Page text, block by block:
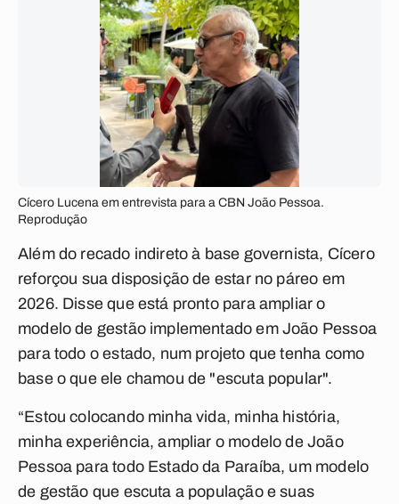
Cícero Lucena em entrevista para a CBN João Pessoa.
Reprodução
Além do recado indireto à base governista, Cícero
reforçou sua disposição de estar no páreo em
2026. Disse que está pronto para ampliar o
modelo de gestão implementado em João Pessoa
para todo o estado, num projeto que tenha como
base o que ele chamou de "escuta popular".
“Estou colocando minha vida, minha história,
minha experiência, ampliar o modelo de João
Pessoa para todo Estado da Paraíba, um modelo
de gestão que escuta a população e suas